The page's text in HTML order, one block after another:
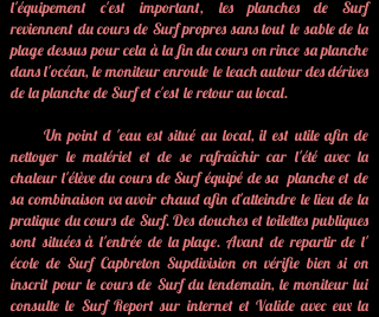
l'équipement c'est important, les planches de Surf
reviennent du cours de Surf propres sans tout le sable de la
plage dessus pour cela à la fin du cours on rince sa planche
dans l'océan, le moniteur enroule le leach autour des dérives
de la planche de Surf et c'est le retour au local.
Un point d 'eau est situé au local, il est utile afin de
nettoyer le matériel et de se rafraîchir car l'été avec la
chaleur l'élève du cours de Surf équipé de sa planche et de
sa combinaison va avoir chaud afin d'atteindre le lieu de la
pratique du cours de Surf. Des douches et toilettes publiques
sont situées à l'entrée de la plage. Avant de repartir de l'
école de Surf Capbreton Supdivision on vérifie bien si on
inscrit pour le cours de Surf du lendemain, le moniteur lui
consulte le Surf Report sur internet et Valide avec eux la